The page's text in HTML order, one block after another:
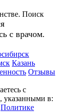
Поиск
с врачом.
Казань
Отзывы
с
указанными в:
Политике